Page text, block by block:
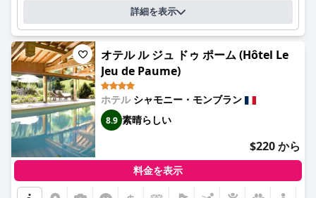
客室は、その小ささから賛否両論ありますが、その居心地の良
さ、モダンな内装、清潔さは評価されています。機能的で整理さ
れたレイアウトは、山の景色や屋根裏部屋などの魅力的な特徴と
ともに、滞在にプラスの影響を与えます。騒音や軽微なメンテナ
ンスの問題が指摘されていますが、全体的な雰囲気と戦略的なロ
ケーションがこれらの欠点を補っています。
ル・フォシニーの清潔さは頻繁に強調されており、宿泊客は客室
と共用エリアの両方の完璧な状態に注目しています。毎日の清掃
とメンテナンスにより、新鮮で整頓された環境が確保されていま
すが、時折見落としがあることも指摘されています。
ル・フォシニーのスタッフは、フレンドリーでプロフェッショナ
ルなサービスで知られており、宿泊客を温かく迎え入れ、手厚く
詳細を表示
オテル ル ジュ ドゥ ポーム (Hôtel Le
Jeu de Paume)
ホテル シャモニー・モンブラン
8.9 素晴らしい
$220 から
料金を表示